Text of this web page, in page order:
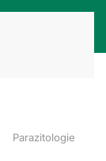
Parazitologie